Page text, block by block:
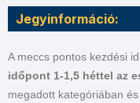
Jegyinformáció:
A meccs pontos kezdési
időpont 1-1,5 héttel az
megadott kategóriában